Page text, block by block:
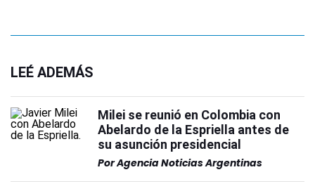
LEÉ ADEMÁS
Milei se reunió en Colombia con
Abelardo de la Espriella antes de
su asunción presidencial
PorAgencia Noticias Argentinas